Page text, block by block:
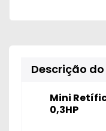
Descrição
Mini
0,3HP